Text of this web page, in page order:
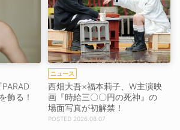
飾る！
ニュース
西畑大吾×福本莉子、W主演映
画『時給三〇〇円の死神』の
場面写真が初解禁！
2026.08.07